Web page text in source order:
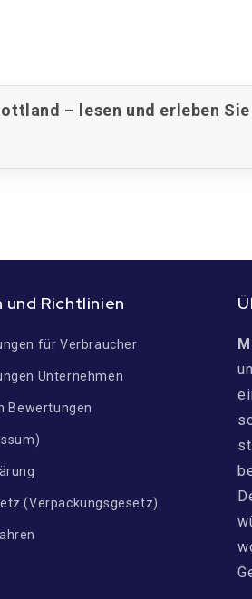
– lesen und erleben
und Richtlinien
für Verbraucher
Unternehmen
Bewertungen
(Verpackungsgesetz)